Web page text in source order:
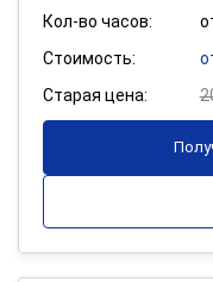
Кол-во часов:
Стоимость:
Старая цена: